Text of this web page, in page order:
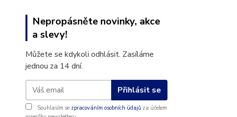
Nepropásněte novinky, akce
a slevy!
Můžete se kdykoli odhlásit. Zasíláme
jednou za 14 dní.
Přihlásit se
Souhlasím se zpracováním osobních údajů za účelem